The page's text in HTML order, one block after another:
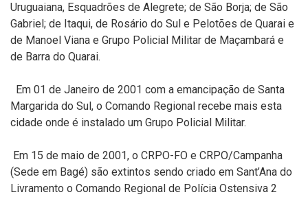
Uruguaiana, Esquadrões de Alegrete; de São Borja; de São
Gabriel; de Itaqui, de Rosário do Sul e Pelotões de Quarai e
de Manoel Viana e Grupo Policial Militar de Maçambará e
de Barra do Quarai.
Em 01 de Janeiro de 2001 com a emancipação de Santa
Margarida do Sul, o Comando Regional recebe mais esta
cidade onde é instalado um Grupo Policial Militar.
Em 15 de maio de 2001, o CRPO-FO e CRPO/Campanha
(Sede em Bagé) são extintos sendo criado em Sant’Ana do
Livramento o Comando Regional de Polícia Ostensiva 2